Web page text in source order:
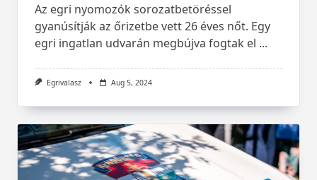
Az egri nyomozók sorozatbetöréssel
gyanúsítják az őrizetbe vett 26 éves nőt. Egy
egri ingatlan udvarán megbújva fogtak el ...
Egrivalasz Aug 5, 2024